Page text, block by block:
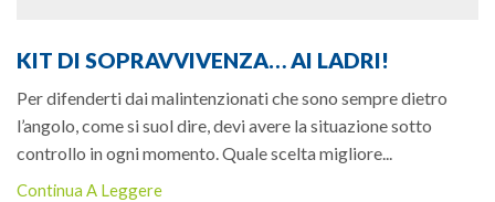
KIT DI SOPRAVVIVENZA… AI LADRI!
Per difenderti dai malintenzionati che sono sempre dietro
l’angolo, come si suol dire, devi avere la situazione sotto
controllo in ogni momento. Quale scelta migliore...
Continua A Leggere